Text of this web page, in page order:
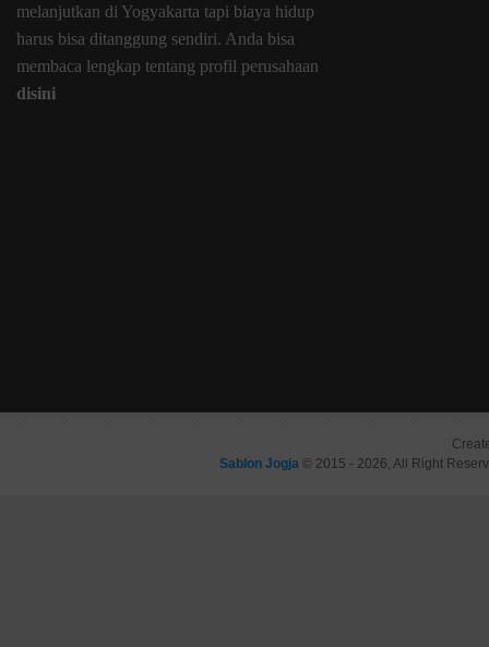
melanjutkan di Yogyakarta tapi biaya hidup
harus bisa ditanggung sendiri. Anda bisa
membaca lengkap tentang profil perusahaan
disini
Sablon Jogja © 2015 - 2026, All Right